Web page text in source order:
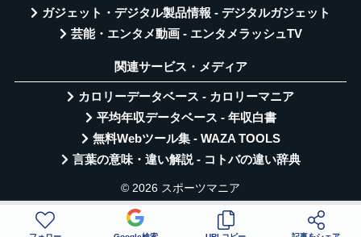
ガジェット・デジタル製品情報 - デジタルガジェット
芸能・エンタメ動画 - エンタメラッシュTV
関連サービス・メディア
カロリーデータベース - カロリーマニア
平均年収データベース - 年収白書
無料Webツール集 - WAZA TOOLS
言葉の意味・違い解説 - コトバの違い辞典
© 2026 スポーツマニア